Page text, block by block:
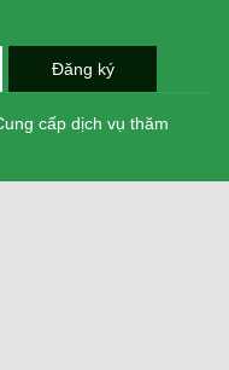
cấp dịch vụ thăm